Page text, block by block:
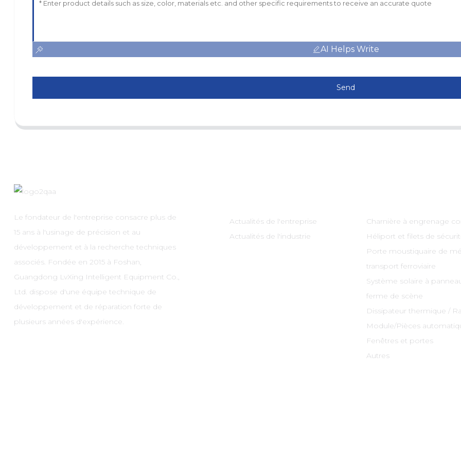
AI Helps Write
Send
Le fondateur de l'entreprise consacre plus de
15 ans à l'usinage de précision et au
développement et à la recherche techniques
associés. Fondée en 2015 à Foshan,
Guangdong LvXing Intelligent Equipment Co.,
Ltd. dispose d'une équipe technique de
développement et de réparation forte de
plusieurs années d'expérience.
Actualités de l'entreprise
Actualités de l'industrie
Charnière à engrenage
Héliport et filets de
Porte moustiquaire de
transport ferroviaire
Système solaire à
ferme de scène
Dissipateur thermique /
Module/Pièces
Fenêtres et portes
Autres